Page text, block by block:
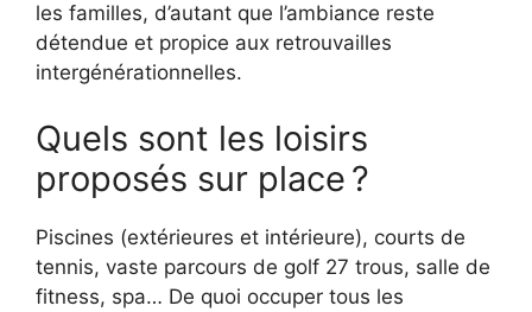
les familles, d’autant que l’ambiance reste
détendue et propice aux retrouvailles
intergénérationnelles.
Quels sont les loisirs
proposés sur place ?
Piscines (extérieures et intérieure), courts de
tennis, vaste parcours de golf 27 trous, salle de
fitness, spa… De quoi occuper tous les